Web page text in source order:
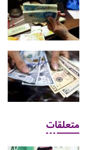
متعلقات